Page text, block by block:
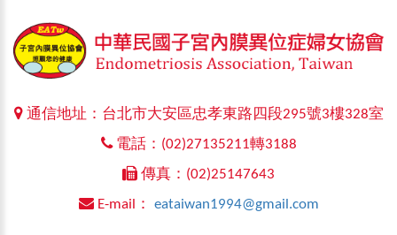
通信地址：台北市大安區忠孝東路四段295號3樓328室
電話：(02)27135211轉3188
傳真：(02)25147643
E-mail： eataiwan1994@gmail.com